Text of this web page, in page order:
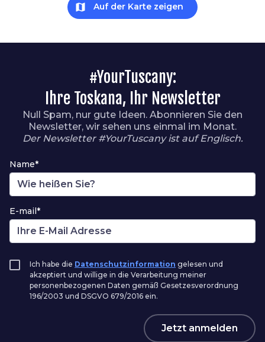
map Auf der Karte zeigen
#YourTuscany:
Ihre Toskana, Ihr Newsletter
Null Spam, nur gute Ideen. Abonnieren Sie den
Newsletter, wir sehen uns einmal im Monat.
Der Newsletter #YourTuscany ist auf Englisch.
Name*
E-mail*
Ich habe die Datenschutzinformation gelesen und
akzeptiert und willige in die Verarbeitung meiner
personenbezogenen Daten gemäß Gesetzesverordnung
196/2003 und DSGVO 679/2016 ein.
Jetzt anmelden